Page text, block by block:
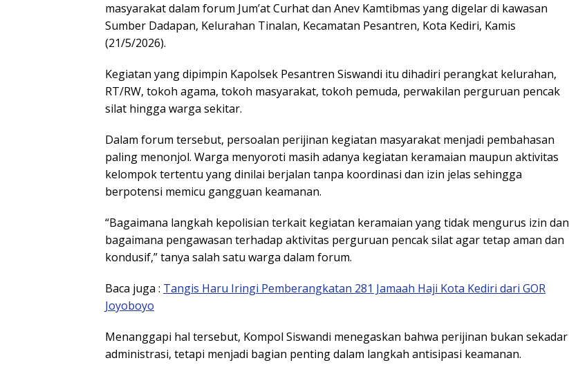
masyarakat dalam forum Jum’at Curhat dan Anev Kamtibmas yang digelar di kawasan
Sumber Dadapan, Kelurahan Tinalan, Kecamatan Pesantren, Kota Kediri, Kamis
(21/5/2026).
Kegiatan yang dipimpin Kapolsek Pesantren Siswandi itu dihadiri perangkat kelurahan,
RT/RW, tokoh agama, tokoh masyarakat, tokoh pemuda, perwakilan perguruan pencak
silat hingga warga sekitar.
Dalam forum tersebut, persoalan perijinan kegiatan masyarakat menjadi pembahasan
paling menonjol. Warga menyoroti masih adanya kegiatan keramaian maupun aktivitas
kelompok tertentu yang dinilai berjalan tanpa koordinasi dan izin jelas sehingga
berpotensi memicu gangguan keamanan.
“Bagaimana langkah kepolisian terkait kegiatan keramaian yang tidak mengurus izin dan
bagaimana pengawasan terhadap aktivitas perguruan pencak silat agar tetap aman dan
kondusif,” tanya salah satu warga dalam forum.
Baca juga : Tangis Haru Iringi Pemberangkatan 281 Jamaah Haji Kota Kediri dari GOR
Joyoboyo
Menanggapi hal tersebut, Kompol Siswandi menegaskan bahwa perijinan bukan sekadar
administrasi, tetapi menjadi bagian penting dalam langkah antisipasi keamanan.